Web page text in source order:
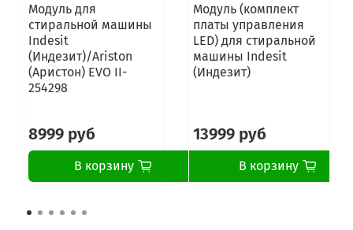
Модуль для
стиральной машины
Indesit
(Индезит)/Ariston
(Аристон) EVO II-
254298
8999 руб
В корзину
Модуль (комплект
платы управления
LED) для стиральной
машины Indesit
(Индезит)
13999 руб
В корзину